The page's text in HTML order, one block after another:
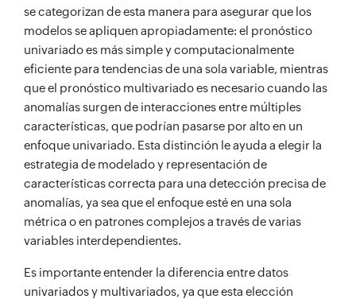
se categorizan de esta manera para asegurar que los
modelos se apliquen apropiadamente: el pronóstico
univariado es más simple y computacionalmente
eficiente para tendencias de una sola variable, mientras
que el pronóstico multivariado es necesario cuando las
anomalías surgen de interacciones entre múltiples
características, que podrían pasarse por alto en un
enfoque univariado. Esta distinción le ayuda a elegir la
estrategia de modelado y representación de
características correcta para una detección precisa de
anomalías, ya sea que el enfoque esté en una sola
métrica o en patrones complejos a través de varias
variables interdependientes.
Es importante entender la diferencia entre datos
univariados y multivariados, ya que esta elección